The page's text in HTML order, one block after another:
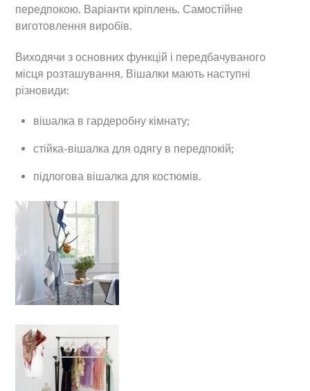
передпокою. Варіанти кріплень. Самостійне
виготовлення виробів.
Виходячи з основних функцій і передбачуваного
місця розташування, Вішалки мають наступні
різновиди:
вішалка в гардеробну кімнату;
стійка-вішалка для одягу в передпокій;
підлогова вішалка для костюмів.